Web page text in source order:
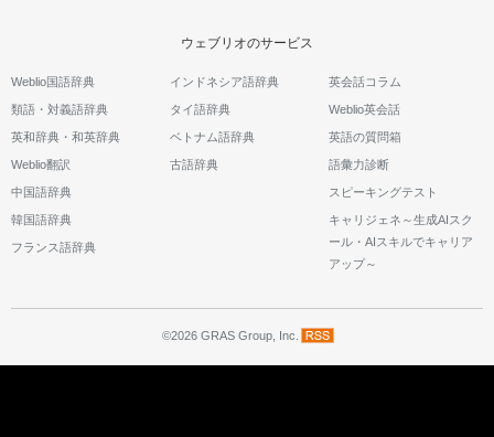
ウェブリオのサービス
Weblio国語辞典
類語・対義語辞典
英和辞典・和英辞典
Weblio翻訳
中国語辞典
韓国語辞典
フランス語辞典
インドネシア語辞典
タイ語辞典
ベトナム語辞典
古語辞典
英会話コラム
Weblio英会話
英語の質問箱
語彙力診断
スピーキングテスト
キャリジェネ～生成AIスク
ール・AIスキルでキャリア
アップ～
©2026 GRAS Group, Inc.